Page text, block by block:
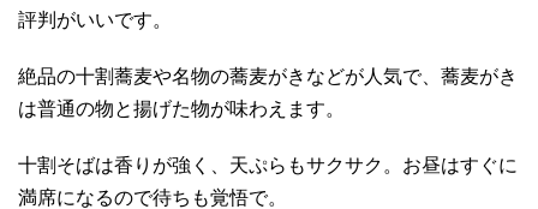
評判がいいです。
絶品の十割蕎麦や名物の蕎麦がきなどが人気で、蕎麦がき
は普通の物と揚げた物が味わえます。
十割そばは香りが強く、天ぷらもサクサク。お昼はすぐに
満席になるので待ちも覚悟で。